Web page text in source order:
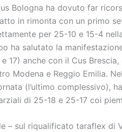
Bologna ha dovuto far
in rimonta con un primo
per 25-10 e 15-4
ha salutato la
17) anche con il Cus
Modena e Reggio Emilia.
(l’ultimo complessivo),
di 25-18 e 25-17 coi
– sul riqualificato taraflex di